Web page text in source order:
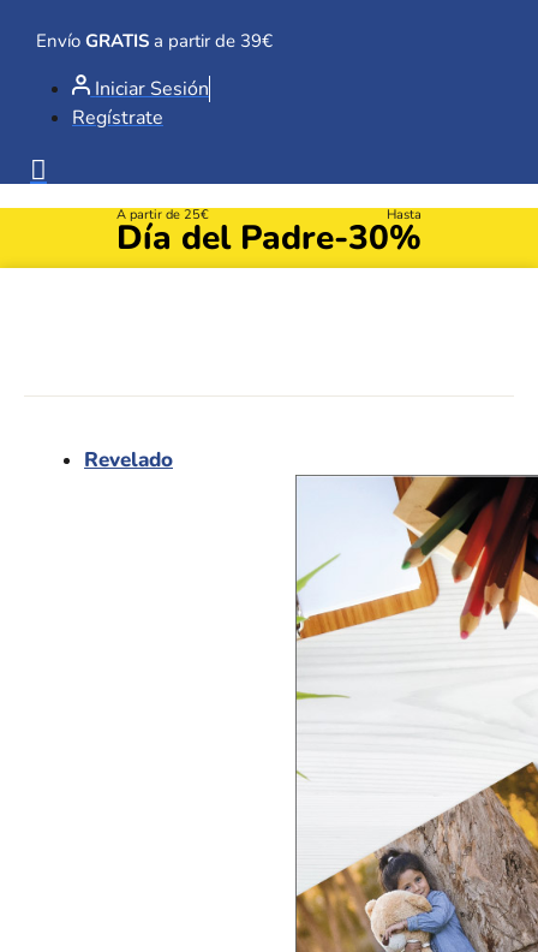
contenido
Envío GRATIS a partir de 39€
Iniciar Sesión
Regístrate
A partir de 25€
Día del Padre
Hasta
-30%
Revelado